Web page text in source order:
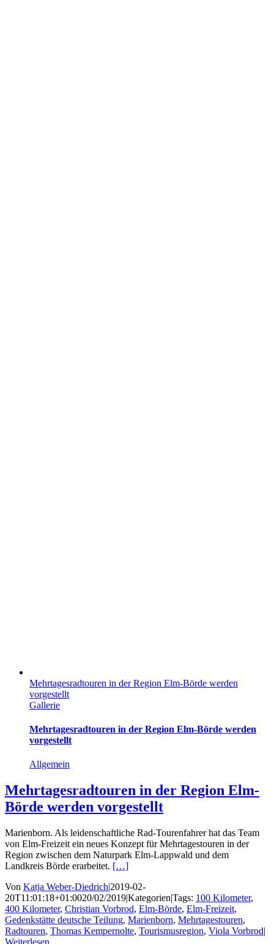
Mehrtagesradtouren in der Region Elm-Börde werden
vorgestellt
Gallerie
Mehrtagesradtouren in der Region Elm-Börde werden
vorgestellt
Allgemein
Mehrtagesradtouren in der Region Elm-
Börde werden vorgestellt
Marienborn. Als leidenschaftliche Rad-Tourenfahrer hat das Team
von Elm-Freizeit ein neues Konzept für Mehrtagestouren in der
Region zwischen dem Naturpark Elm-Lappwald und dem
Landkreis Börde erarbeitet. […]
Von Katja Weber-Diedrich|2019-02-
20T11:01:18+01:0020/02/2019|Kategorien|Tags: 100 Kilometer,
400 Kilometer, Christian Vorbrod, Elm-Börde, Elm-Freizeit,
Gedenkstätte deutsche Teilung, Marienborn, Mehrtagestouren,
Radtouren, Thomas Kempernolte, Tourismusregion, Viola Vorbrod|
Weiterlesen